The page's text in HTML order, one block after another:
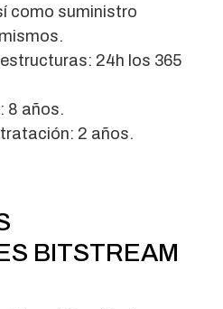
como suministro
24h los 365
8 años.
2 años.
BITSTREAM